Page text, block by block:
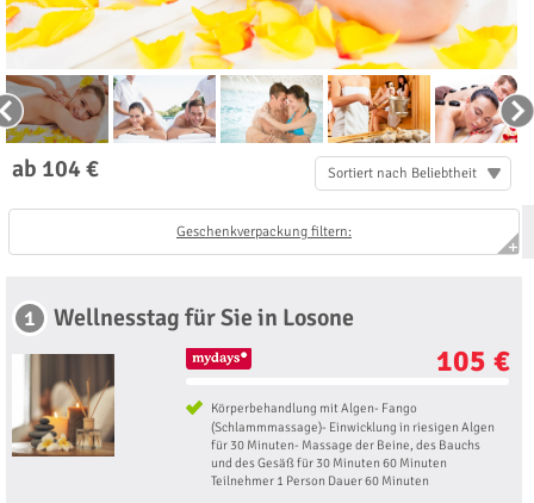
ab 104 € Sortiert nach Beliebtheit
Geschenkverpackung filtern:
1 Wellnesstag für Sie in Losone
105 €
Körperbehandlung mit Algen- Fango
(Schlammmassage)- Einwicklung in riesigen Algen
für 30 Minuten- Massage der Beine, des Bauchs
und des Gesäß für 30 Minuten 60 Minuten
Teilnehmer 1 Person Dauer 60 Minuten